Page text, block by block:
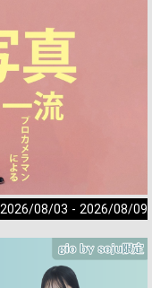
2026/08/03 - 2026/08/09